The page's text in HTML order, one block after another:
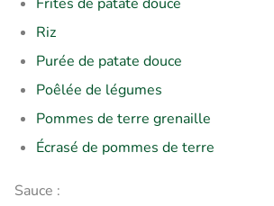
Riz
Purée de patate douce
Poêlée de légumes
Pommes de terre grenaille
Écrasé de pommes de terre
Sauce :